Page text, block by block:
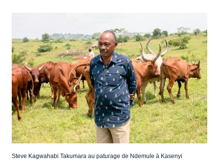
Steve Kagwahabi Takumara au paturage de Ndemule à Kasenyi